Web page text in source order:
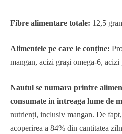
Fibre alimentare totale: 12,5
Alimentele pe care le conține:
mangan, acizi grași omega-6, acizi
Nautul se numara printre
consumate in intreaga lume de
nutrienți, inclusiv mangan. De
acoperirea a 84% din cantitatea